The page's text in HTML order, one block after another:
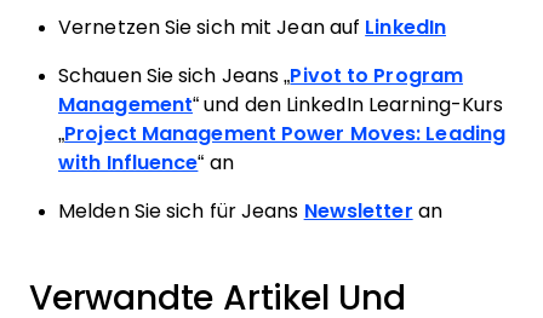
Vernetzen Sie sich mit Jean auf LinkedIn
Schauen Sie sich Jeans „Pivot to Program
Management“ und den LinkedIn Learning-Kurs
„Project Management Power Moves: Leading
with Influence“ an
Melden Sie sich für Jeans Newsletter an
Verwandte Artikel Und